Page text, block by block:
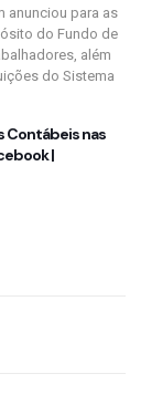
anunciou para as
do Fundo de
além
do Sistema
Contábeis nas
|